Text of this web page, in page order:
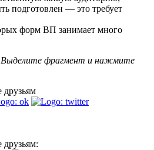
подготовлен — это требует
форм ВП занимает много
фрагмент и нажмите
друзьям
друзьям: